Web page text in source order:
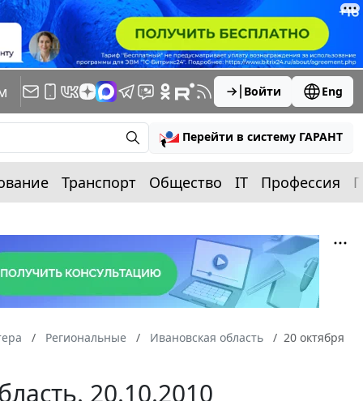
Войти Eng
Перейти в систему ГАРАНТ
Транспорт Общество IT Профессия
Региональные Ивановская область 20 октября
20.10.2010